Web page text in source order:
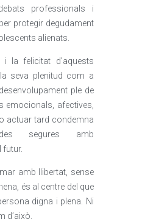
professionals i
protegir degudament
alienats.
la felicitat d’aquests
seva plenitud com a
ple de
emocionals, afectives,
actuar tard condemna
segures amb
futur.
amb llibertat, sense
és al centre del que
digna i plena. Ni
d’això.